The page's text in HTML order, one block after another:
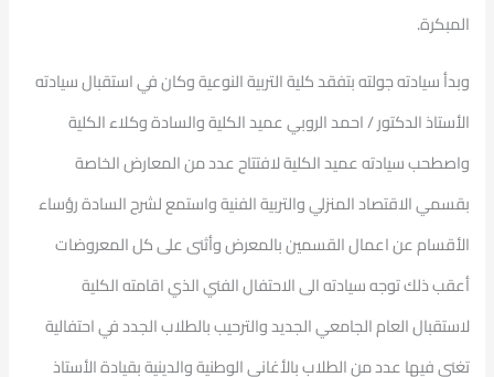
المبكرة.
وبدأ سيادته جولته بتفقد كلية التربية النوعية وكان في استقبال سيادته
الأستاذ الدكتور / احمد الروبي عميد الكلية والسادة وكلاء الكلية
واصطحب سيادته عميد الكلية لافتتاح عدد من المعارض الخاصة
بقسمي الاقتصاد المنزلي والتربية الفنية واستمع لشرح السادة رؤساء
الأقسام عن اعمال القسمين بالمعرض وأثنى على كل المعروضات
أعقب ذلك توجه سيادته الى الاحتفال الفني الذي اقامته الكلية
لاستقبال العام الجامعي الجديد والترحيب بالطلاب الجدد في احتفالية
تغنى فيها عدد من الطلاب بالأغاني الوطنية والدينية بقيادة الأستاذ